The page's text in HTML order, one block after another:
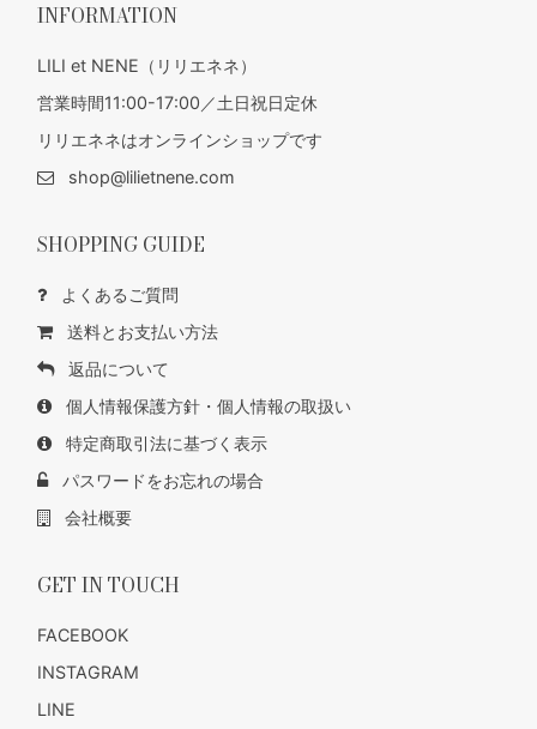
INFORMATION
LILI et NENE（リリエネネ）
営業時間11:00-17:00／土日祝日定休
リリエネネはオンラインショップです
shop@lilietnene.com
SHOPPING GUIDE
よくあるご質問
送料とお支払い方法
返品について
個人情報保護方針・個人情報の取扱い
特定商取引法に基づく表示
パスワードをお忘れの場合
会社概要
GET IN TOUCH
FACEBOOK
INSTAGRAM
LINE